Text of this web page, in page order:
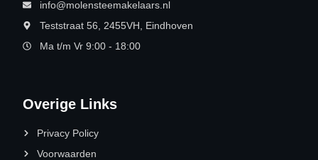
Overige Links
Privacy Policy
Voorwaarden
info@molensteemakelaars.nl
Teststraat 56, 2455VH, Eindhoven
Ma t/m Vr 9:00 - 18:00